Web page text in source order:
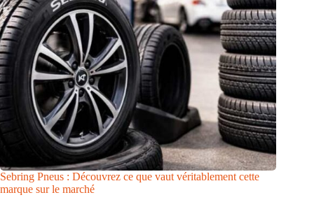
Sebring Pneus : Découvrez ce que vaut véritablement cette
marque sur le marché